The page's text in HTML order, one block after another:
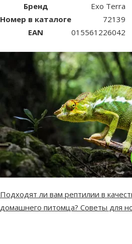
Бренд
Exo Terra
Номер в каталоге
72139
EAN
015561226042
Подходят ли вам рептилии в
домашнего питомца? Советы для